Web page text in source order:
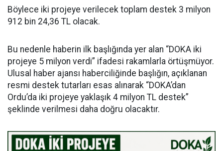
Böylece iki projeye verilecek toplam destek 3 milyon
912 bin 24,36 TL olacak.
Bu nedenle haberin ilk başlığında yer alan “DOKA iki
projeye 5 milyon verdi” ifadesi rakamlarla örtüşmüyor.
Ulusal haber ajansı haberciliğinde başlığın, açıklanan
resmi destek tutarları esas alınarak “DOKA’dan
Ordu’da iki projeye yaklaşık 4 milyon TL destek”
şeklinde verilmesi daha doğru olacaktır.